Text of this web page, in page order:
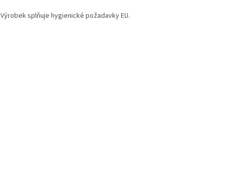
Výrobek splňuje hygienické požadavky EU.